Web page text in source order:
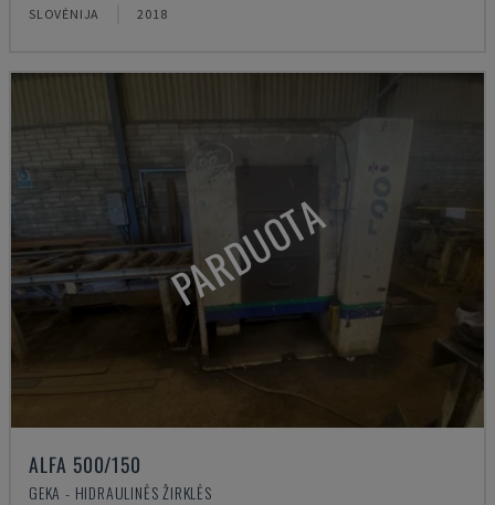
SLOVĖNIJA 2018
PARDUOTA
ALFA 500/150
GEKA - HIDRAULINĖS ŽIRKLĖS